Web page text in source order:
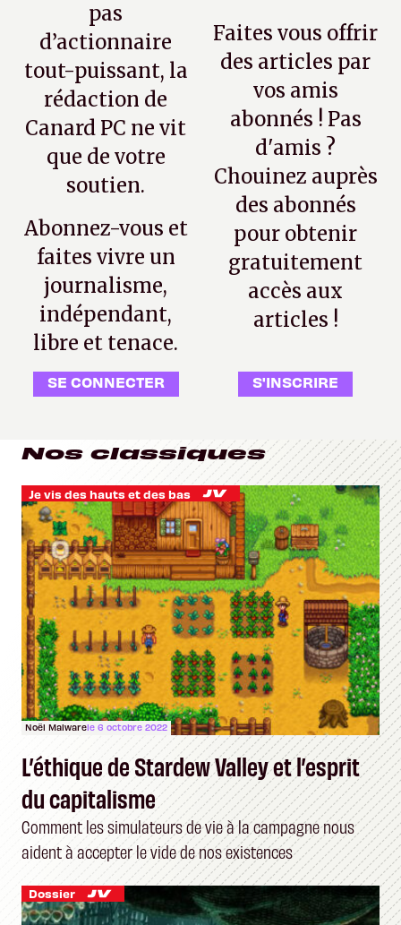
pas
d’actionnaire
tout-puissant, la
rédaction de
Canard PC ne vit
que de votre
soutien.
Abonnez-vous et
faites vivre un
journalisme,
indépendant,
libre et tenace.
SE CONNECTER
Faites vous offrir
des articles par
vos amis
abonnés ! Pas
d'amis ?
Chouinez auprès
des abonnés
pour obtenir
gratuitement
accès aux
articles !
S'INSCRIRE
Nos classiques
Je vis des hauts et des bas
Noël Malwarele 6 octobre 2022
L’éthique de Stardew Valley et l’esprit
du capitalisme
Comment les simulateurs de vie à la campagne nous
aident à accepter le vide de nos existences
Dossier